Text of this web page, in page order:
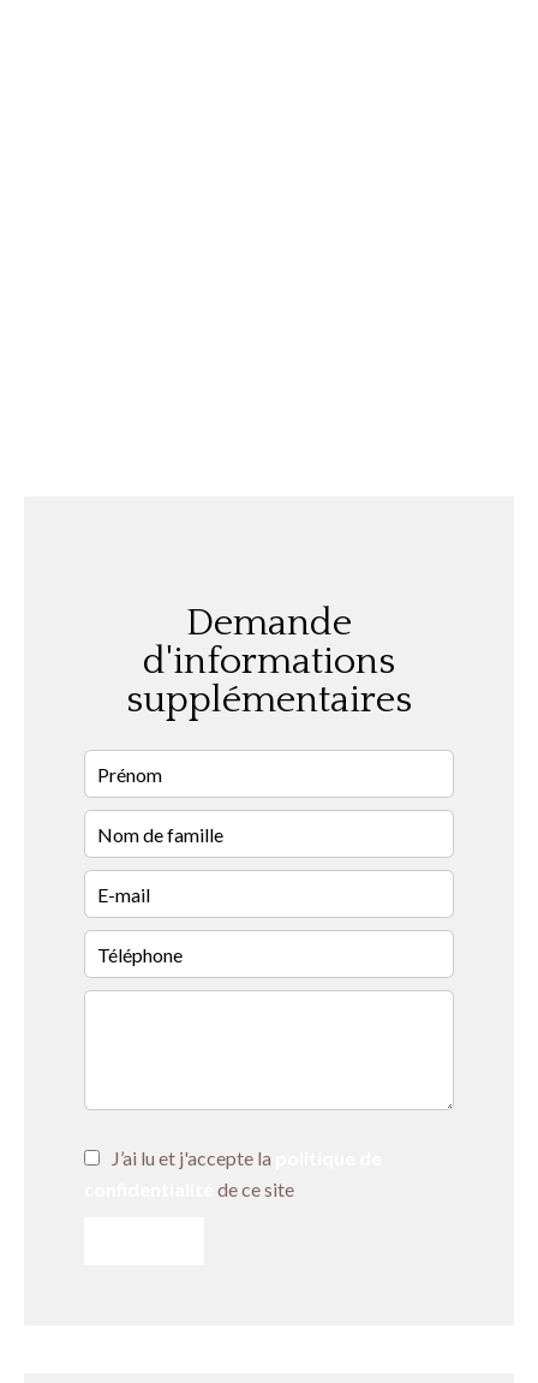
Demande
d'informations
supplémentaires
J’ai lu et j'accepte la
de ce site